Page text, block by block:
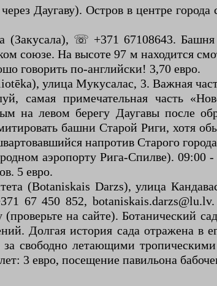
Даугаву). Остров в центре
(Закусала), ☏ +371 67108643.
союзе. На высоте 97 м находится
говорить по-английски! 3,70 евро.
улица Мукусалас, 3. Важная
самая примечательная часть
на левом берегу Даугавы после
башни Старой Риги, хотя
напротив Старого
аэропорту Рига-Спилве). 09:00
5 евро.
(Botaniskais Darzs), улица
67 450 852,
на сайте). Ботанический
Долгая история сада отражена в
свободно летающими
3 евро, посещение павильона